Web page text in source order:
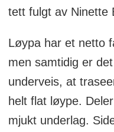
tett fulgt av Ninette
Løypa har et netto
men samtidig er
underveis, at
helt flat løype.
mjukt underlag.